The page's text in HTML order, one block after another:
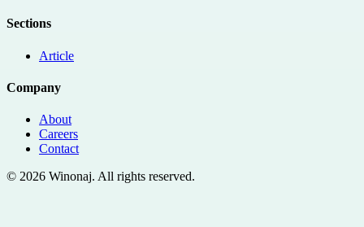
Sections
Article
Company
About
Careers
Contact
© 2026 Winonaj. All rights reserved.